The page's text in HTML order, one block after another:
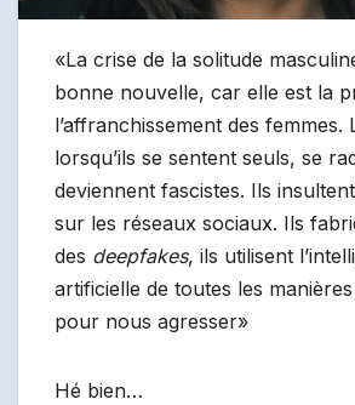
«La crise de la solitude
bonne nouvelle, car elle est la
l’affranchissement des femmes.
lorsqu’ils se sentent seuls, se
deviennent fascistes. Ils
sur les réseaux sociaux. Ils
des deepfakes, ils utilisent
artificielle de toutes les
pour nous agresser»
Hé bien…